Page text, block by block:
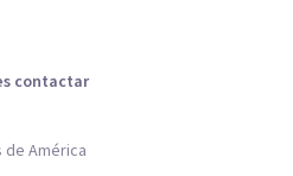
contactar
de América